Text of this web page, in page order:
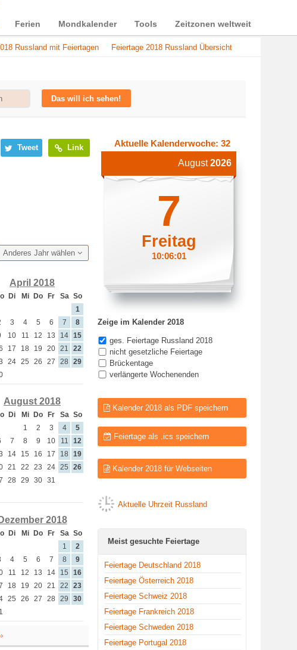
Ferien Mondkalender Tools Zeitzonen weltweit
Russland mit Feiertagen Feiertage 2018 Russland Übersicht
Das will ich sehen!
Tweet Link
Anderes Jahr wählen
April 2018
Di Mi Do Fr Sa So
1
3 4 5 6 7
8
10 11 12 13 14 15
17 18 19 20 21
22
24 25 26 27 28
29
August 2018
Di Mi Do Fr Sa So
1 2 3 4
5
7 8 9 10 11
12
14 15 16 17 18
19
21 22 23 24 25
26
28 29 30 31
Dezember 2018
Di Mi Do Fr Sa So
1
2
4 5 6 7 8
9
11 12 13 14 15
16
18 19 20 21 22
23
25 26 27 28 29
30
Aktuelle Kalenderwoche: 32
August2026
7
Freitag
10:06:01
Zeige im Kalender 2018
ges. Feiertage Russland 2018
nicht gesetzliche Feiertage
Brückentage
verlängerte Wochenenden
Kalender 2018 als PDF speichern
Feiertage als .ics speichern
Kalender 2018 für Webseiten
Aktuelle Uhrzeit Russland
Meist gesuchte Feiertage
Feiertage Deutschland 2018
Feiertage Österreich 2018
Feiertage Schweiz 2018
Feiertage Frankreich 2018
Feiertage Schweden 2018
Feiertage Portugal 2018